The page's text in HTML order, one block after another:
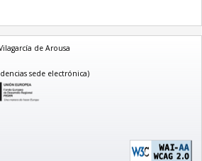
de Arousa
sede electrónica)